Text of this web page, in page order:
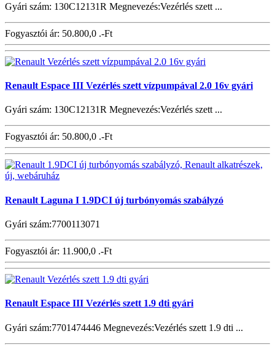
Gyári szám: 130C12131R Megnevezés:Vezérlés szett ...
Fogyasztói ár: 50.800,0 .-Ft
Renault Espace III Vezérlés szett vízpumpával 2.0 16v gyári
Gyári szám: 130C12131R Megnevezés:Vezérlés szett ...
Fogyasztói ár: 50.800,0 .-Ft
Renault Laguna I 1.9DCI új turbónyomás szabályzó
Gyári szám:7700113071
Fogyasztói ár: 11.900,0 .-Ft
Renault Espace III Vezérlés szett 1.9 dti gyári
Gyári szám:7701474446 Megnevezés:Vezérlés szett 1.9 dti ...